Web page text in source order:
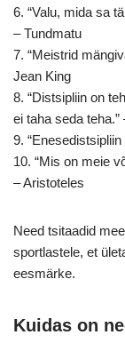
6. “Valu, mida sa
– Tundmatu
7. “Meistrid
Jean King
8. “Distsipliin on
ei taha seda teha.”
9.
10. “Mis on meie
– Aristoteles
Need tsitaadid
sportlastele, et
eesmärke.
Kuidas on